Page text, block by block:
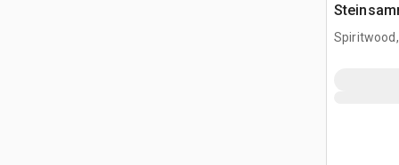
Spiritwood,